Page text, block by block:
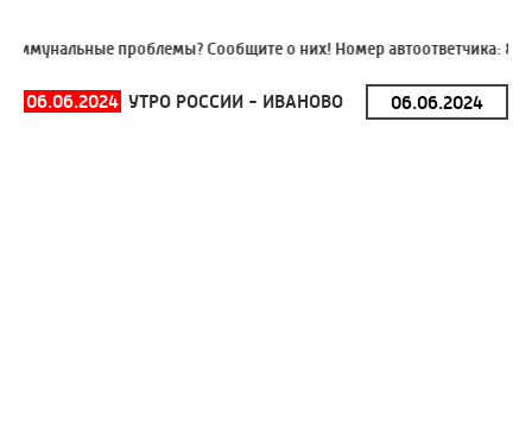
проблемы? Сообщите о них! Номер автоответчика:8
06.06.2024 УТРО РОССИИ - ИВАНОВО